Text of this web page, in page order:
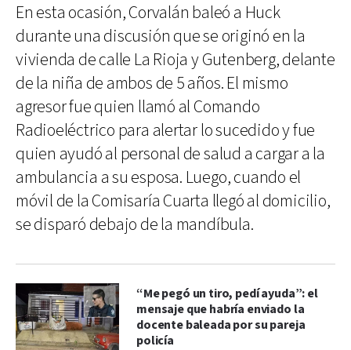
En esta ocasión, Corvalán baleó a Huck
durante una discusión que se originó en la
vivienda de calle La Rioja y Gutenberg, delante
de la niña de ambos de 5 años. El mismo
agresor fue quien llamó al Comando
Radioeléctrico para alertar lo sucedido y fue
quien ayudó al personal de salud a cargar a la
ambulancia a su esposa. Luego, cuando el
móvil de la Comisaría Cuarta llegó al domicilio,
se disparó debajo de la mandíbula.
“Me pegó un tiro, pedí ayuda”: el
mensaje que habría enviado la
docente baleada por su pareja
policía